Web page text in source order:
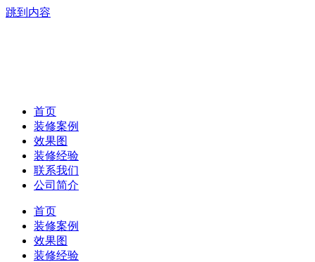
跳到内容
首页
装修案例
效果图
装修经验
联系我们
公司简介
首页
装修案例
效果图
装修经验